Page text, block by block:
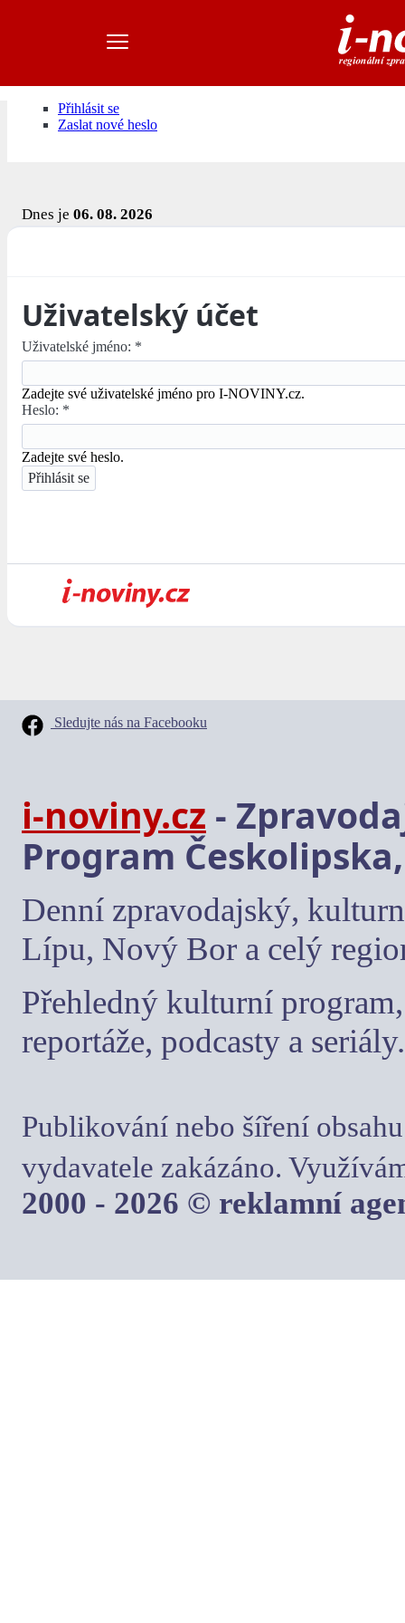
Přihlásit se
Zaslat nové heslo
Dnes je 06. 08. 2026
Uživatelský účet
Uživatelské jméno: *
Zadejte své uživatelské jméno pro I-NOVINY.cz.
Heslo: *
Zadejte své heslo.
Sledujte nás na Facebooku
i-noviny.cz -
Program
Denní zpravodajský,
Lípu, Nový Bor a celý
Přehledný kulturní
reportáže, podcasty a seriály.
Publikování nebo šíření
vydavatele zakázáno.
2000 - 2026 © reklamní